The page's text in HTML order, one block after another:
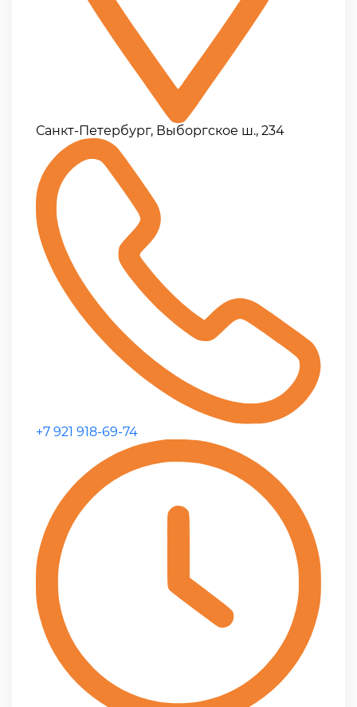
Санкт-Петербург, Выборгское ш., 234
+7 921 918-69-74